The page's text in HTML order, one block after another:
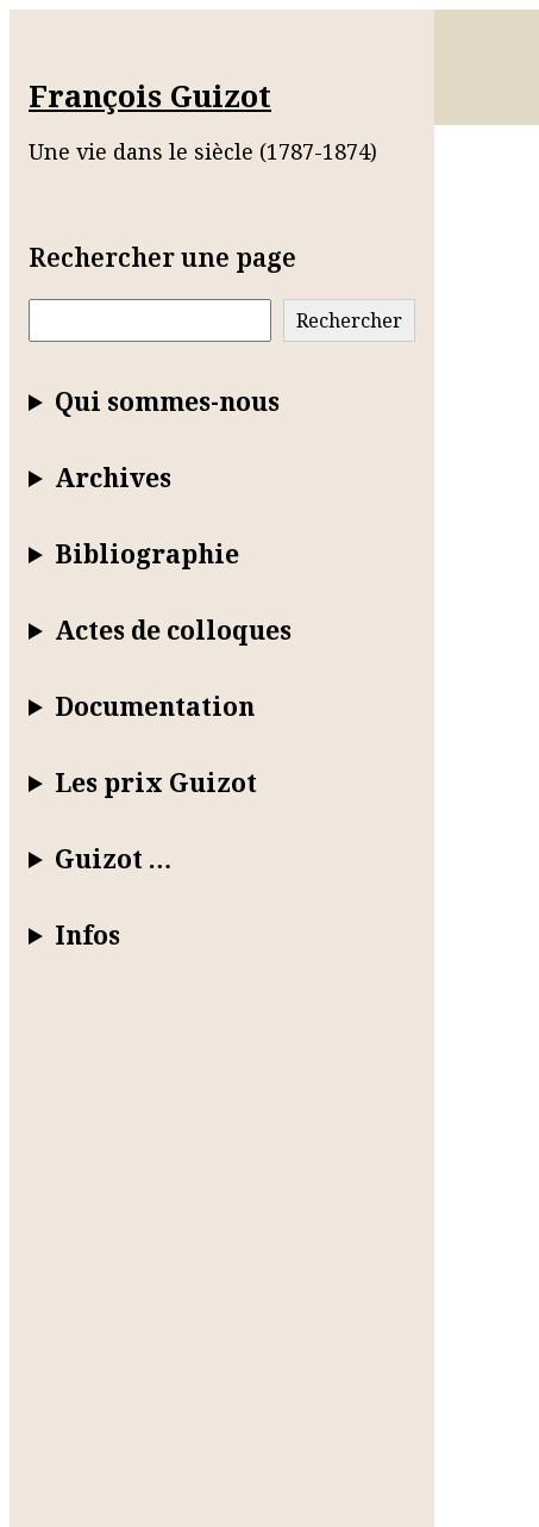
François Guizot
Une vie dans le siècle (1787-1874)
Rechercher une page
Rechercher
Qui sommes-nous
Archives
Bibliographie
Actes de colloques
Documentation
Les prix Guizot
Guizot …
Infos